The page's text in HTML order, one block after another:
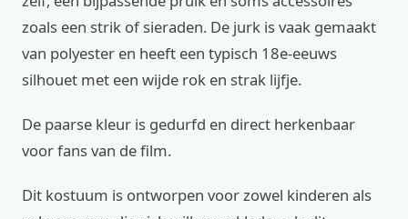
zoals een strik of sieraden. De jurk is vaak gemaakt
van polyester en heeft een typisch 18e-eeuws
silhouet met een wijde rok en strak lijfje.
De paarse kleur is gedurfd en direct herkenbaar
voor fans van de film.
Dit kostuum is ontworpen voor zowel kinderen als